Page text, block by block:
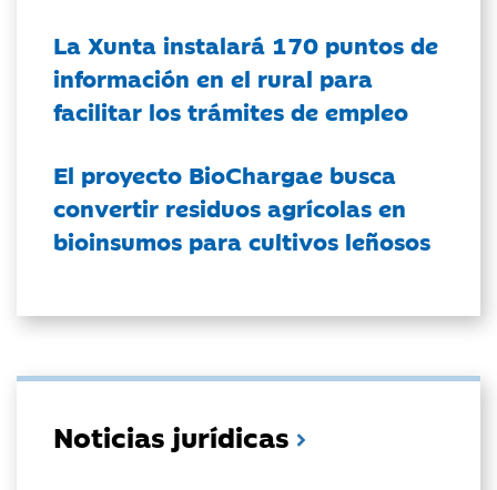
La Xunta instalará 170 puntos de
información en el rural para
facilitar los trámites de empleo
El proyecto BioChargae busca
convertir residuos agrícolas en
bioinsumos para cultivos leñosos
Noticias jurídicas